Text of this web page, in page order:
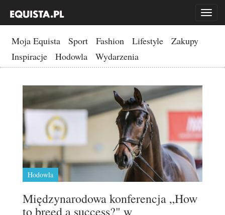
Toggle
Moja Equista Sport Fashion Lifestyle
Zakupy
Inspiracje
Hodowla Wydarzenia
Hodowla
Międzynarodowa konferencja „How
to breed a success?" w